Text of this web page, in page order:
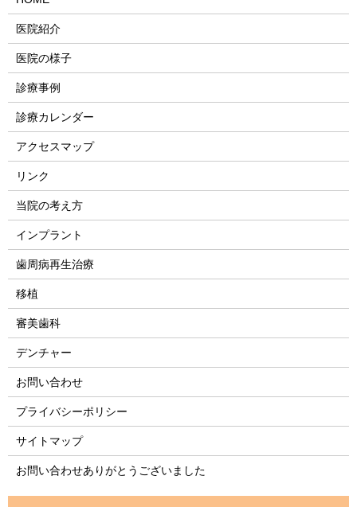
医院紹介
医院の様子
診療事例
診療カレンダー
アクセスマップ
リンク
当院の考え方
インプラント
歯周病再生治療
移植
審美歯科
デンチャー
お問い合わせ
プライバシーポリシー
サイトマップ
お問い合わせありがとうございました